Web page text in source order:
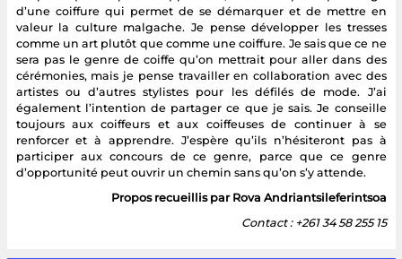
d’une coiffure qui permet de se démarquer et de mettre en
valeur la culture malgache. Je pense développer les tresses
comme un art plutôt que comme une coiffure. Je sais que ce ne
sera pas le genre de coiffe qu’on mettrait pour aller dans des
cérémonies, mais je pense travailler en collaboration avec des
artistes ou d’autres stylistes pour les défilés de mode. J’ai
également l’intention de partager ce que je sais. Je conseille
toujours aux coiffeurs et aux coiffeuses de continuer à se
renforcer et à apprendre. J’espère qu’ils n’hésiteront pas à
participer aux concours de ce genre, parce que ce genre
d’opportunité peut ouvrir un chemin sans qu’on s’y attende.
Propos recueillis par Rova Andriantsileferintsoa
Contact : +261 34 58 255 15